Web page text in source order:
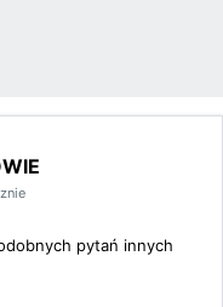
pytań innych